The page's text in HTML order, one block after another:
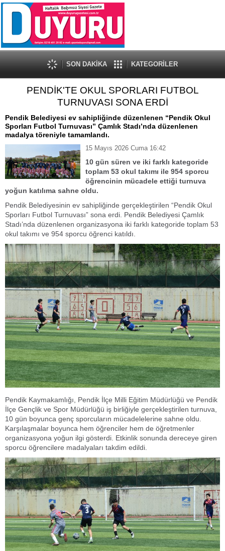
SON DAKİKA KATEGORİLER
PENDİK'TE OKUL SPORLARI FUTBOL
TURNUVASI SONA ERDİ
Pendik Belediyesi ev sahipliğinde düzenlenen “Pendik Okul
Sporları Futbol Turnuvası” Çamlık Stadı’nda düzenlenen
madalya töreniyle tamamlandı.
15 Mayıs 2026 Cuma 16:42
10 gün süren ve iki farklı kategoride
toplam 53 okul takımı ile 954 sporcu
öğrencinin mücadele ettiği turnuva
yoğun katılıma sahne oldu.
Pendik Belediyesinin ev sahipliğinde gerçekleştirilen “Pendik Okul
Sporları Futbol Turnuvası” sona erdi. Pendik Belediyesi Çamlık
Stadı’nda düzenlenen organizasyona iki farklı kategoride toplam 53
okul takımı ve 954 sporcu öğrenci katıldı.
Pendik Kaymakamlığı, Pendik İlçe Milli Eğitim Müdürlüğü ve Pendik
İlçe Gençlik ve Spor Müdürlüğü iş birliğiyle gerçekleştirilen turnuva,
10 gün boyunca genç sporcuların mücadelelerine sahne oldu.
Karşılaşmalar boyunca hem öğrenciler hem de öğretmenler
organizasyona yoğun ilgi gösterdi. Etkinlik sonunda dereceye giren
sporcu öğrencilere madalyaları takdim edildi.